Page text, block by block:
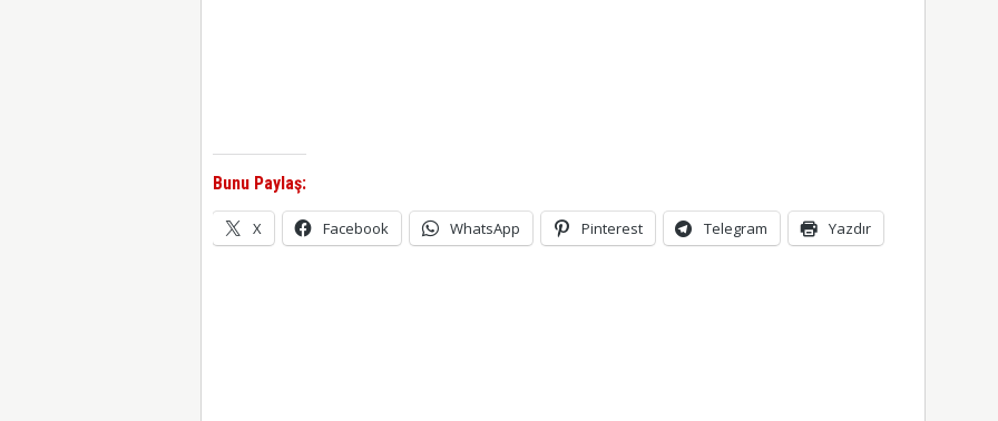
Bunu Paylaş:
X Facebook WhatsApp Pinterest Telegram Yazdır